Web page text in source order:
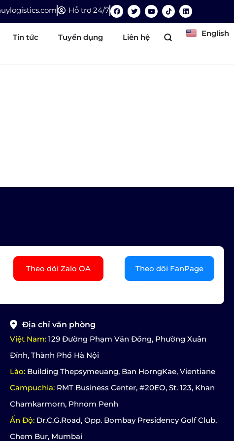
Hỗ trợ 24/7
Tin tức Tuyển dụng Liên hệ English
Theo dõi Zalo OA Theo dõi FanPage
Địa chỉ văn phòng
Việt Nam: 129 Đường Phạm Văn Đồng, Phường Xuân
Đỉnh, Thành Phố Hà Nội
Lào: Building Thepsymeuang, Ban HorngKae, Vientiane
Campuchia: RMT Business Center, #20EO, St. 123, Khan
Chamkarmorn, Phnom Penh
Ấn Độ: Dr.C.G.Road, Opp. Bombay Presidency Golf Club,
Chem Bur, Mumbai